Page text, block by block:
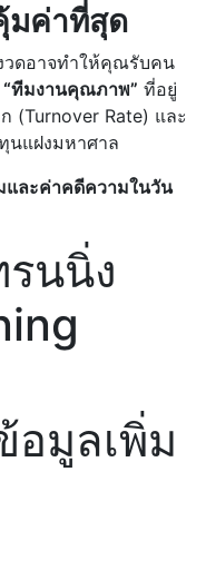
มค่าที่สุด
วดอาจทำให้คุณรับคน
“ทีมงานคุณภาพ” ที่อยู่
(Turnover Rate) และ
นแฝงมหาศาล
ละค่าคดีความในวัน
นนิ่ง
อมูลเพิ่ม